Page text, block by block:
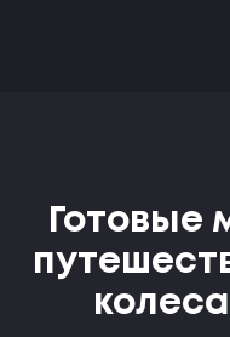
Готовые